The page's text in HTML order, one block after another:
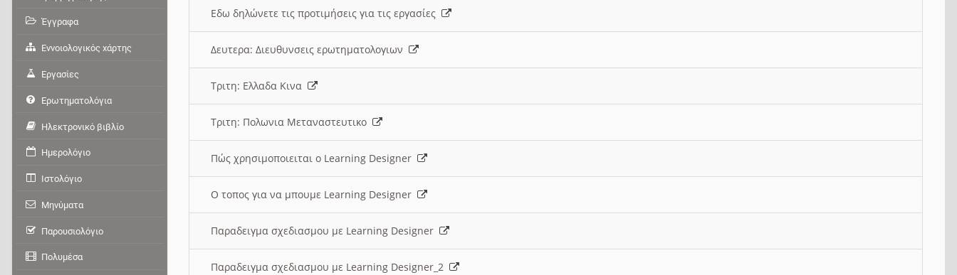
Εδω δηλώνετε τις προτιμήσεις για τις εργασίες
Δευτερα: Διευθυνσεις ερωτηματολογιων
Τριτη: Ελλαδα Κινα
Τριτη: Πολωνια Μεταναστευτικο
Πώς χρησιμοποιειται ο Learning Designer
O τοπος για να μπουμε Learning Designer
Παραδειγμα σχεδιασμου με Learning Designer
Παραδειγμα σχεδιασμου με Learning Designer_2
Έγγραφα
Εννοιολογικός χάρτης
Εργασίες
Ερωτηματολόγια
Ηλεκτρονικό βιβλίο
Ημερολόγιο
Ιστολόγιο
Μηνύματα
Παρουσιολόγιο
Πολυμέσα